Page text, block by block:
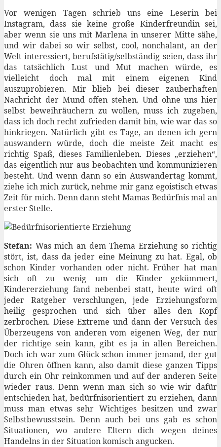
Vor wenigen Tagen schrieb uns eine Leserin bei
Instagram, dass sie keine große Kinderfreundin sei,
aber wenn sie uns mit Marlena in unserer Mitte sähe,
und wir dabei so wir selbst, cool, nonchalant, an der
Welt interessiert, berufstätig/selbständig seien, dass ihr
das tatsächlich Lust und Mut machen würde, es
vielleicht doch mal mit einem eigenen Kind
auszuprobieren. Mir blieb bei dieser zauberhaften
Nachricht der Mund offen stehen. Und ohne uns hier
selbst beweihräuchern zu wollen, muss ich zugeben,
dass ich doch recht zufrieden damit bin, wie war das so
hinkriegen. Natürlich gibt es Tage, an denen ich gern
auswandern würde, doch die meiste Zeit macht es
richtig Spaß, dieses Familienleben. Dieses „erziehen“,
das eigentlich nur aus beobachten und kommunizieren
besteht. Und wenn dann so ein Auswandertag kommt,
ziehe ich mich zurück, nehme mir ganz egoistisch etwas
Zeit für mich. Denn dann steht Mamas Bedürfnis mal an
erster Stelle.
Stefan: Was mich an dem Thema Erziehung so richtig
stört, ist, dass da jeder eine Meinung zu hat. Egal, ob
schon Kinder vorhanden oder nicht. Früher hat man
sich oft zu wenig um die Kinder gekümmert,
Kindererziehung fand nebenbei statt, heute wird oft
jeder Ratgeber verschlungen, jede Erziehungsform
heilig gesprochen und sich über alles den Kopf
zerbrochen. Diese Extreme und dann der Versuch des
Überzeugens von anderen vom eigenen Weg, der nur
der richtige sein kann, gibt es ja in allen Bereichen.
Doch ich war zum Glück schon immer jemand, der gut
die Ohren öffnen kann, also damit diese ganzen Tipps
durch ein Ohr reinkommen und auf der anderen Seite
wieder raus. Denn wenn man sich so wie wir dafür
entschieden hat, bedürfnisorientiert zu erziehen, dann
muss man etwas sehr Wichtiges besitzen und zwar
Selbstbewusstsein. Denn auch bei uns gab es schon
Situationen, wo andere Eltern dich wegen deines
Handelns in der Situation komisch angucken.